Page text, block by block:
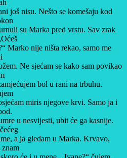
još nisu. Nešto se komešaju kod
su Marka pred vrstu. Sav zrak
Marko nije ništa rekao, samo me
Ne sjećam se kako sam povikao
bol u rani na trbuhu.
miris njegove krvi. Samo ja i
u nesvijesti, ubit će ga kasnije.
a ja gledam u Marka. Krvavo,